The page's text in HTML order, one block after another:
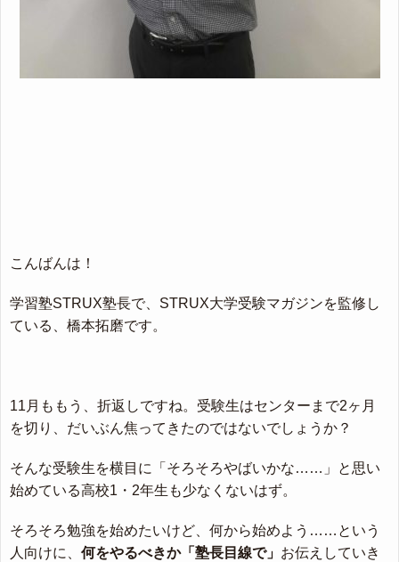
こんばんは！
学習塾STRUX塾長で、STRUX大学受験マガジンを監修し
ている、橋本拓磨です。
11月ももう、折返しですね。受験生はセンターまで2ヶ月
を切り、だいぶん焦ってきたのではないでしょうか？
そんな受験生を横目に「そろそろやばいかな……」と思い
始めている高校1・2年生も少なくないはず。
そろそろ勉強を始めたいけど、何から始めよう……という
人向けに、 何をやるべきか「塾長目線で」 お伝えしていき